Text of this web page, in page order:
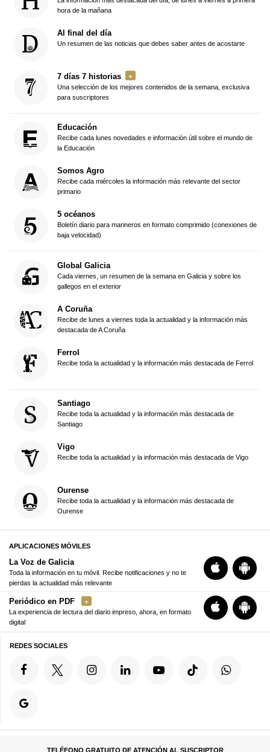
hora de la mañana
Al final del día
Un resumen de las noticias que debes saber antes de acostarte
7 días 7 historias
Una selección de los mejores contenidos de la semana, exclusiva
para suscriptores
Educación
Recibe cada lunes novedades e información útil sobre el mundo de
la Educación
Somos Agro
Recibe cada miércoles la información más relevante del sector
primario
5 océanos
Boletín diario para marineros en formato comprimido (conexiones de
baja velocidad)
Global Galicia
Cada viernes, un resumen de la semana en Galicia y sobre los
gallegos en el exterior
A Coruña
Recibe de lunes a viernes toda la actualidad y la información más
destacada de A Coruña
Ferrol
Recibe toda la actualidad y la información más destacada de Ferrol
Santiago
Recibe toda la actualidad y la información más destacada de
Santiago
Vigo
Recibe toda la actualidad y la información más destacada de Vigo
Ourense
Recibe toda la actualidad y la información más destacada de
Ourense
APLICACIONES MÓVILES
La Voz de Galicia
Toda la información en tu móvil. Recibe notificaciones y no te
pierdas la actualidad más relevante
Periódico en PDF
La experiencia de lectura del diario impreso, ahora, en formato
digital
REDES SOCIALES
TELÉFONO GRATUITO DE ATENCIÓN AL SUSCRIPTOR